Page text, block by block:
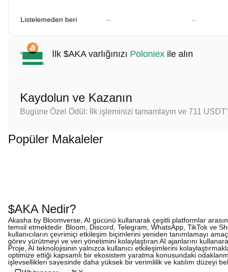
Listelemeden beri -- --
İlk $AKA varlığınızı Poloniex ile alın
Kaydolun ve Kazanın
Bugüne Özel Ödül: İlk işleminizi tamamlayın ve 711
Popüler Makaleler
$AKA Nedir?
Akasha by Bloomverse, AI gücünü kullanarak çeşitli platformlar
temsil etmektedir. Bloom, Discord, Telegram, WhatsApp, TikTok ve
kullanıcıların çevrimiçi etkileşim biçimlerini yeniden tanımlamayı
görev yürütmeyi ve veri yönetimini kolaylaştıran AI ajanlarını
Proje, AI teknolojisinin yalnızca kullanıcı etkileşimlerini
optimize ettiği kapsamlı bir ekosistem yaratma konusundaki
işlevsellikleri sayesinde daha yüksek bir verimlilik ve katılım düzeyi